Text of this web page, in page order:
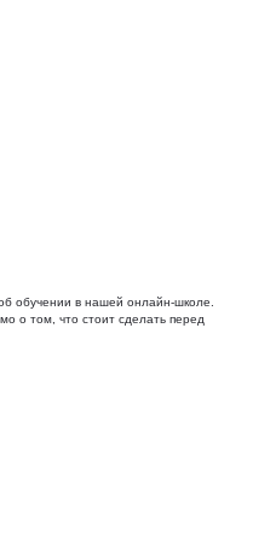
обучении в нашей онлайн-школе.
о том, что стоит сделать перед